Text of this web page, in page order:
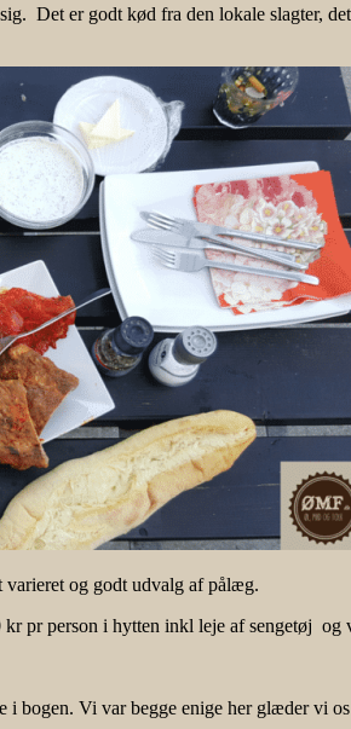
Det er godt kød fra den lokale slagter,
varieret og godt udvalg af pålæg.
pr person i hytten inkl leje af sengetøj
bogen. Vi var begge enige her glæder vi